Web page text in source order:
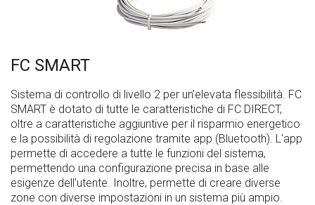
FC SMART
Sistema di controllo di livello 2 per un'elevata flessibilità. FC
SMART è dotato di tutte le caratteristiche di FC DIRECT,
oltre a caratteristiche aggiuntive per il risparmio energetico
e la possibilità di regolazione tramite app (Bluetooth). L'app
permette di accedere a tutte le funzioni del sistema,
permettendo una configurazione precisa in base alle
esigenze dell'utente. Inoltre, permette di creare diverse
zone con diverse impostazioni in un sistema più ampio.